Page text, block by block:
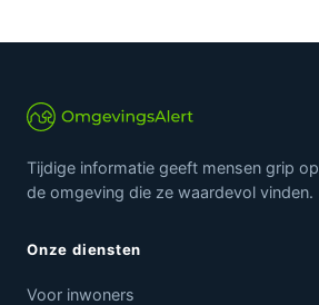
Tijdige informatie geeft mensen grip op
de omgeving die ze waardevol vinden.
Onze diensten
Voor inwoners